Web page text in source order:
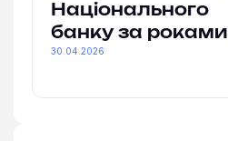
Національного
банку за роками
30.04.2026